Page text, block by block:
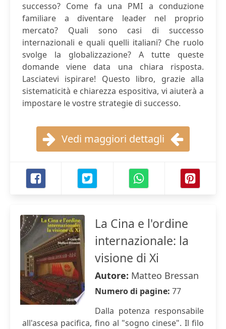
successo? Come fa una PMI a conduzione
familiare a diventare leader nel proprio
mercato? Quali sono casi di successo
internazionali e quali quelli italiani? Che ruolo
svolge la globalizzazione? A tutte queste
domande viene data una chiara risposta.
Lasciatevi ispirare! Questo libro, grazie alla
sistematicità e chiarezza espositiva, vi aiuterà a
impostare le vostre strategie di successo.
Vedi maggiori dettagli
La Cina e l'ordine
internazionale: la
visione di Xi
Autore: Matteo Bressan
Numero di pagine: 77
Dalla potenza responsabile
all'ascesa pacifica, fino al "sogno cinese". Il filo